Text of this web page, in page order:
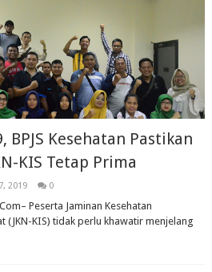
BPJS Kesehatan Pastikan
KIS Tetap Prima
2019 0
Peserta Jaminan Kesehatan
(JKN-KIS) tidak perlu khawatir menjelang